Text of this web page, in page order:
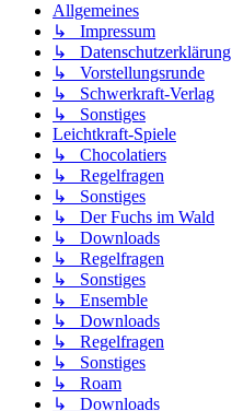
Allgemeines
↳ Impressum
↳ Datenschutzerklärung
↳ Vorstellungsrunde
↳ Schwerkraft-Verlag
↳ Sonstiges
Leichtkraft-Spiele
↳ Chocolatiers
↳ Regelfragen
↳ Sonstiges
↳ Der Fuchs im Wald
↳ Downloads
↳ Regelfragen
↳ Sonstiges
↳ Ensemble
↳ Downloads
↳ Regelfragen
↳ Sonstiges
↳ Roam
↳ Downloads